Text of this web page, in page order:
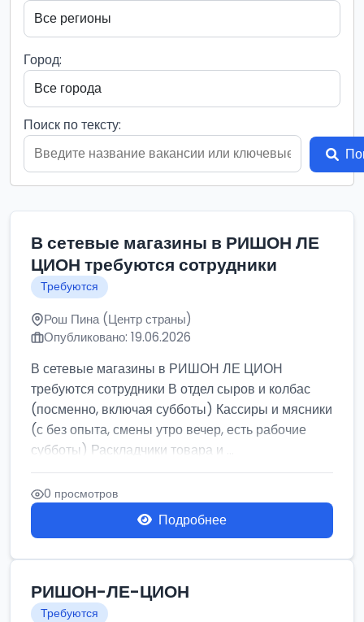
Город:
Поиск по тексту:
В сетевые магазины в РИШОН ЛЕ
ЦИОН требуются сотрудники
Требуются
Рош Пина (Центр страны)
Опубликовано: 19.06.2026
В сетевые магазины в РИШОН ЛЕ ЦИОН
требуются сотрудники В отдел сыров и колбас
(посменно, включая субботы) Кассиры и мясники
(с без опыта, смены утро вечер, есть рабочие
субботы) Раскладчики товара и ...
0 просмотров
Подробнее
РИШОН-ЛЕ-ЦИОН
Требуются